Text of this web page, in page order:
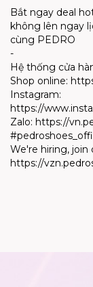
Bắt ngay deal
không lên ngay
cùng PEDRO
-
Hệ thống cửa
Shop online:
Instagram:
https://
Zalo: https://
We're hiring, join
https://